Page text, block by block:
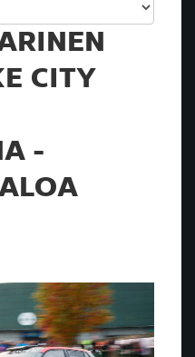
CITY
-